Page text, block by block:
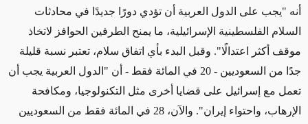
أنه "يجب على الدول العربية أن تؤدي دورًا جديدًا في محادثات
السلام الفلسطينية الإسرائيلية، ما يمنح الطرفين الحوافز لاتخاذ
موقف أكثر اعتدالًا". وقبل البدء بأي اتفاق سلام، تعتبر نسبة قليلة
جدًا من السعوديين - 20 في المائة فقط - أن "الدول العربية يجب أن
تعمل مع إسرائيل على قضايا أخرى مثل التكنولوجيا، ومكافحة
الإرهاب، واحتواء إيران". والآن، 28 في المائة فقط من السعوديين